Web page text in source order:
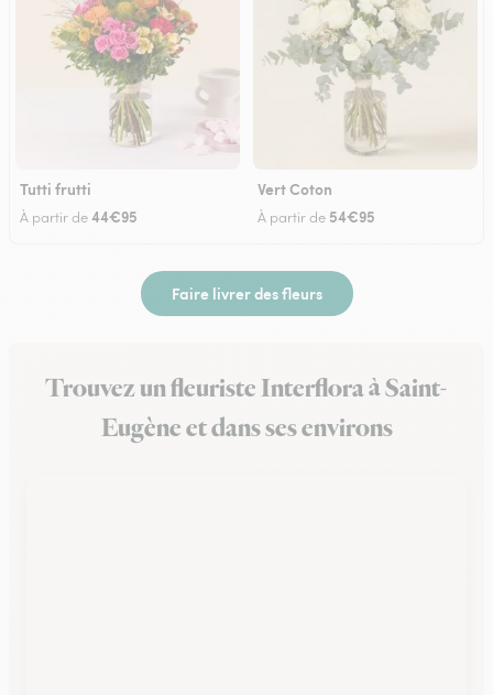
Tutti frutti
À partir de44€95
Vert Coton
À partir de 54€95
Faire livrer des fleurs
Trouvez un fleuriste Interflora à Saint-
Eugène et dans ses environs